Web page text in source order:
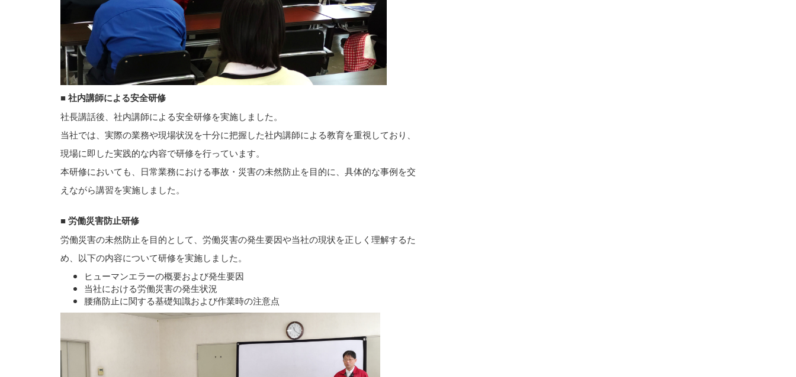
■ 社内講師による安全研修
社長講話後、社内講師による安全研修を実施しました。
当社では、実際の業務や現場状況を十分に把握した社内講師による教育を重視しており、
現場に即した実践的な内容で研修を行っています。
本研修においても、日常業務における事故・災害の未然防止を目的に、具体的な事例を交
えながら講習を実施しました。
■ 労働災害防止研修
労働災害の未然防止を目的として、労働災害の発生要因や当社の現状を正しく理解するた
め、以下の内容について研修を実施しました。
ヒューマンエラーの概要および発生要因
当社における労働災害の発生状況
腰痛防止に関する基礎知識および作業時の注意点